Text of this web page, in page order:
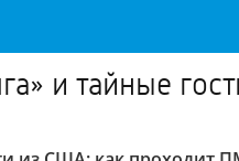
и тайные